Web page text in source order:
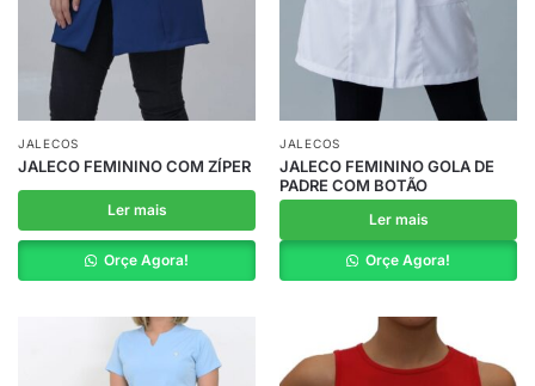
JALECOS
JALECO FEMININO COM ZÍPER
Ler mais
Orçe Agora!
JALECOS
JALECO FEMININO GOLA DE
PADRE COM BOTÃO
Ler mais
Orçe Agora!